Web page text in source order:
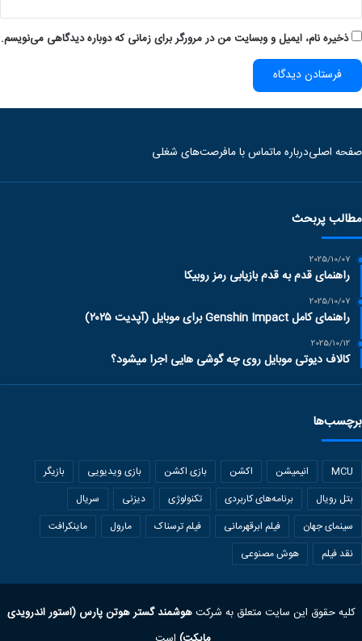
ذخیره نام، ایمیل و وبسایت من در مرورگر برای زمانی که دوباره دیدگاهی می‌نویسم.
صفحه اصلیدرباره ماتماس با مافرصت‌های شغلی
مطالب پربحث
2025/10/07
راهنمای قدم به قدم بازیابی رمز روبیکا
2025/10/07
راهنمای کامل Genshin Impact برای موبایل (آپدیت ۲۰۲۵)
2025/10/12
کالاف دیوتی موبایل روی چه گوشی هایی اجرا میشود؟
برچسب‌ها
MCU انیمیشن اکشن بازی اکشن بازی ویدیویی
بازیگر
بتل رویال
برنامه‌های کاربردی تکنولوژی دیزنی
سریال
سینمای جهان
فیلم ابرقهرمانی فیلم ترسناک مارول
ماینکرافت
نقد فیلم
هوش مصنوعی
کلیه حقوق این سایت متعلق به شرکتهوشمند گستر هوتن پارس (استور اندرویدی